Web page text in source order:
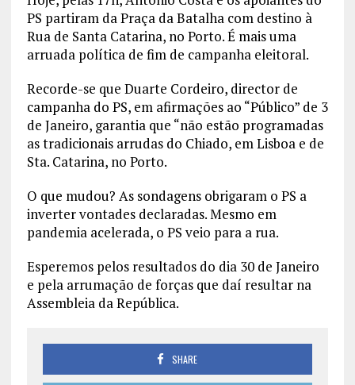
PS partiram da Praça da Batalha com destino à
Rua de Santa Catarina, no Porto. É mais uma
arruada política de fim de campanha eleitoral.
Recorde-se que Duarte Cordeiro, director de
campanha do PS, em afirmações ao “Público” de 3
de Janeiro, garantia que “não estão programadas
as tradicionais arrudas do Chiado, em Lisboa e de
Sta. Catarina, no Porto.
O que mudou? As sondagens obrigaram o PS a
inverter vontades declaradas. Mesmo em
pandemia acelerada, o PS veio para a rua.
Esperemos pelos resultados do dia 30 de Janeiro
e pela arrumação de forças que daí resultar na
Assembleia da República.
SHARE